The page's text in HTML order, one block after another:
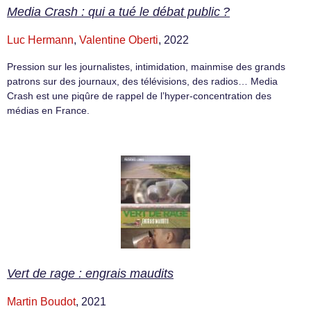
Media Crash : qui a tué le débat public ?
Luc Hermann, Valentine Oberti, 2022
Pression sur les journalistes, intimidation, mainmise des grands
patrons sur des journaux, des télévisions, des radios… Media
Crash est une piqûre de rappel de l’hyper-concentration des
médias en France.
Vert de rage : engrais maudits
Martin Boudot, 2021